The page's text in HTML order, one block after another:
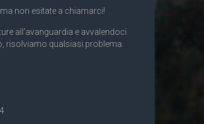
non esitate a chiamarci!
all’avanguardia e avvalendoci
risolviamo qualsiasi problema.